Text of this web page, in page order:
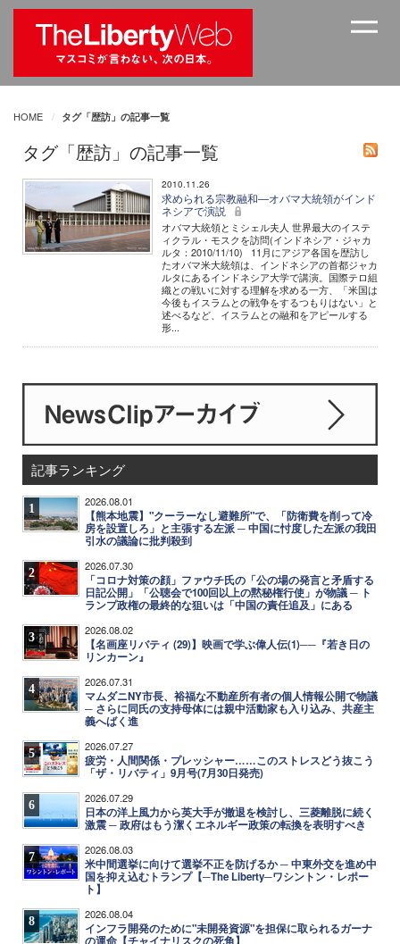
HOME タグ「歴訪」の記事一覧
タグ「歴訪」の記事一覧
2010.11.26
求められる宗教融和―オバマ大統領がインド
ネシアで演説
オバマ大統領とミシェル夫人 世界最大のイステ
ィクラル・モスクを訪問(インドネシア・ジャカ
ルタ：2010/11/10) 11月にアジア各国を歴訪し
たオバマ米大統領は、インドネシアの首都ジャカ
ルタにあるインドネシア大学で講演。国際テロ組
織との戦いに対する理解を求める一方、「米国は
今後もイスラムとの戦争をするつもりはない」と
述べるなど、イスラムとの融和をアピールする
形...
記事ランキング
1 2026.08.01
【熊本地震】"クーラーなし避難所"で、「防衛費を削って冷
房を設置しろ」と主張する左派 ─ 中国に忖度した左派の我田
引水の議論に批判殺到
2 2026.07.30
「コロナ対策の顔」ファウチ氏の「公の場の発言と矛盾する
日記公開」「公聴会で100回以上の黙秘権行使」が物議 ─ ト
ランプ政権の最終的な狙いは「中国の責任追及」にある
3 2026.08.02
【名画座リバティ (29)】映画で学ぶ偉人伝(1)──『若き日の
リンカーン』
4 2026.07.31
マムダニNY市長、裕福な不動産所有者の個人情報公開で物議
─ さらに同氏の支持母体には親中活動家も入り込み、共産主
義へばく進
5 2026.07.27
疲労・人間関係・プレッシャー……このストレスどう抜こう
「ザ・リバティ」9月号(7月30日発売)
6 2026.07.29
日本の洋上風力から英大手が撤退を検討し、三菱離脱に続く
激震 ─ 政府はもう潔くエネルギー政策の転換を表明すべき
7 2026.08.03
米中間選挙に向けて選挙不正を防げるか ─ 中東外交を進め中
国を抑え込むトランプ【─The Liberty─ワシントン・レポー
ト】
8 2026.08.04
インフラ開発のために"未開発資源"を担保に取られるガーナ
の運命【チャイナリスクの死角】